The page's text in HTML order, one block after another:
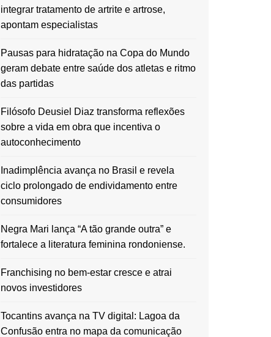
integrar tratamento de artrite e artrose,
apontam especialistas
Pausas para hidratação na Copa do Mundo
geram debate entre saúde dos atletas e ritmo
das partidas
Filósofo Deusiel Diaz transforma reflexões
sobre a vida em obra que incentiva o
autoconhecimento
Inadimplência avança no Brasil e revela
ciclo prolongado de endividamento entre
consumidores
Negra Mari lança “A tão grande outra” e
fortalece a literatura feminina rondoniense.
Franchising no bem-estar cresce e atrai
novos investidores
Tocantins avança na TV digital: Lagoa da
Confusão entra no mapa da comunicação